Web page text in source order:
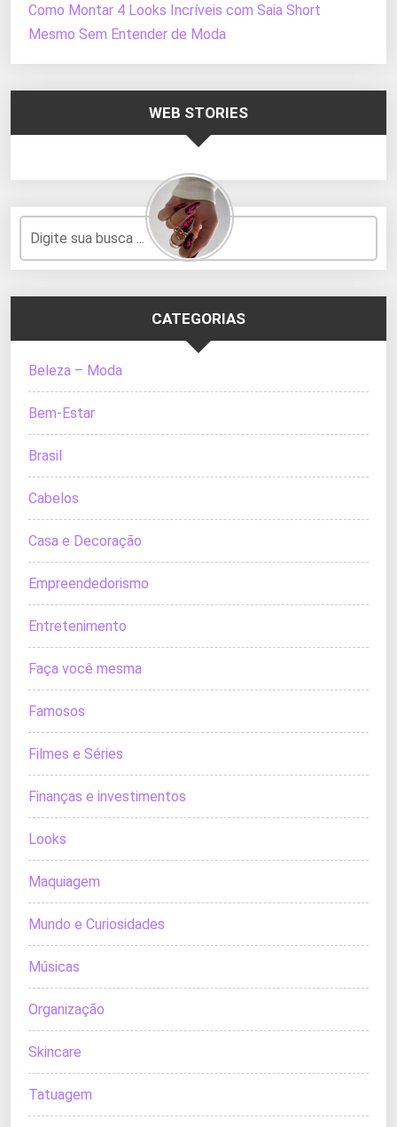
Como Montar 4 Looks Incríveis com Saia Short
Mesmo Sem Entender de Moda
WEB STORIES
CATEGORIAS
Beleza – Moda
Bem-Estar
Brasil
Cabelos
Casa e Decoração
Empreendedorismo
Entretenimento
Faça você mesma
Famosos
Filmes e Séries
Finanças e investimentos
Looks
Maquiagem
Mundo e Curiosidades
Músicas
Organização
Skincare
Tatuagem